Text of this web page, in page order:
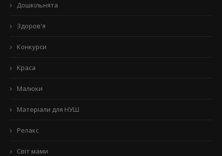
Дошкільнята
Здоров'я
Конкурси
Краса
Малюки
Матеріали для НУШ
Релакс
Світ мами